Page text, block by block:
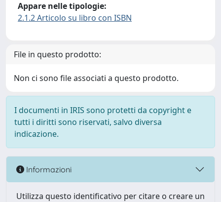
Appare nelle tipologie:
2.1.2 Articolo su libro con ISBN
File in questo prodotto:
Non ci sono file associati a questo prodotto.
I documenti in IRIS sono protetti da copyright e
tutti i diritti sono riservati, salvo diversa
indicazione.
Informazioni
Utilizza questo identificativo per citare o creare un